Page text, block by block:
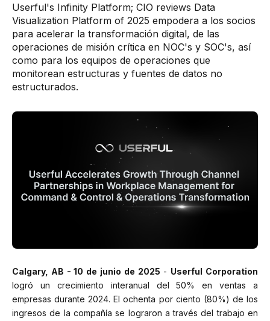
Userful's Infinity Platform; CIO reviews Data
Visualization Platform of 2025 empodera a los socios
para acelerar la transformación digital, de las
operaciones de misión crítica en NOC's y SOC's, así
como para los equipos de operaciones que
monitorean estructuras y fuentes de datos no
estructurados.
Calgary, AB - 10 de junio de 2025 - Userful Corporation
logró un crecimiento interanual del 50% en ventas a
empresas durante 2024. El ochenta por ciento (80%) de los
ingresos de la compañía se lograron a través del trabajo en